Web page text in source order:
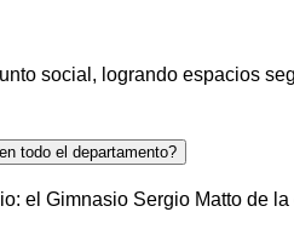
social, logrando espacios
todo el departamento?
el Gimnasio Sergio Matto de